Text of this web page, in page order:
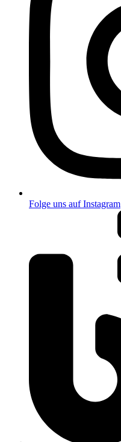
Folge uns auf Instagram